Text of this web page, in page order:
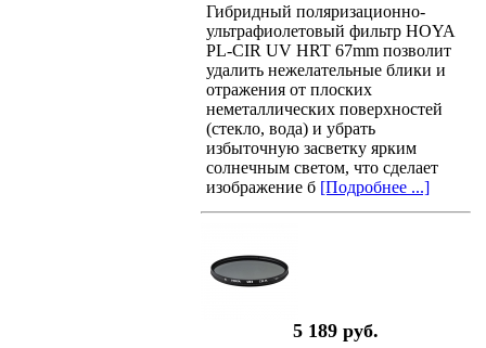
Гибридный поляризационно-
ультрафиолетовый фильтр HOYA
PL-CIR UV HRT 67mm позволит
удалить нежелательные блики и
отражения от плоских
неметаллических поверхностей
(стекло, вода) и убрать
избыточную засветку ярким
солнечным светом, что сделает
изображение б [Подробнее ...]
5 189 руб.